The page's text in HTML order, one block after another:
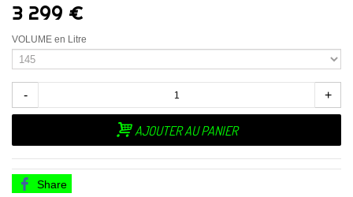
3 299 €
VOLUME en Litre
- +
AJOUTER AU PANIER
Share